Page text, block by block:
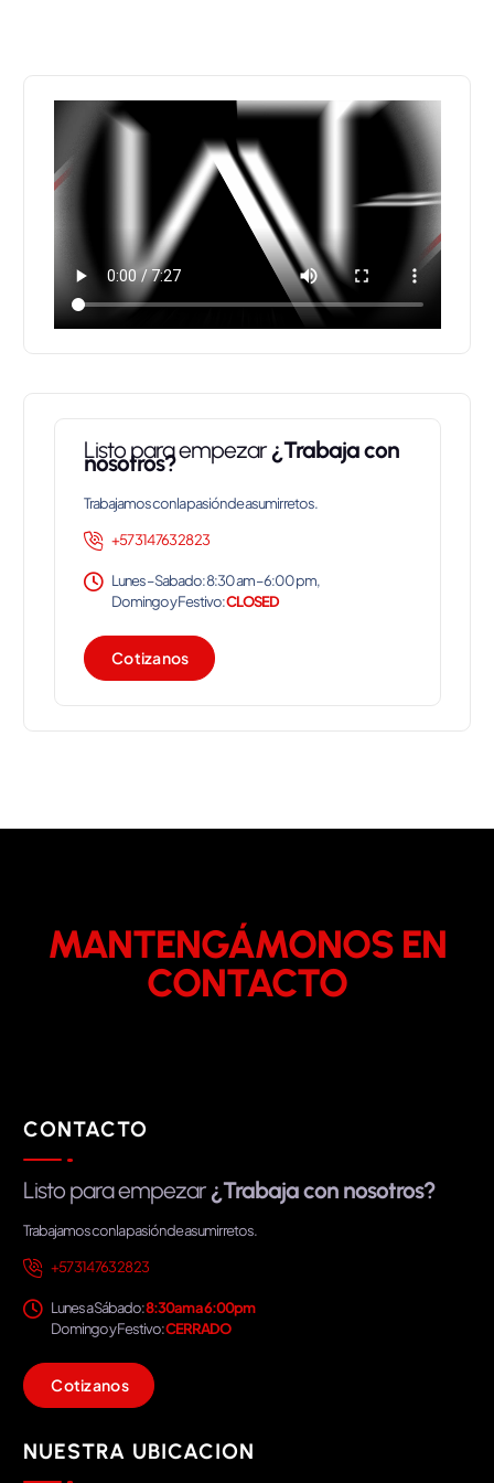
Listo para empezar¿Trabaja con
nosotros?
Trabajamos con la pasión de asumir retos.
+57 314 763 28 23
Lunes – Sabado: 8:30 am – 6:00 pm,
Domingo y Festivo:CLOSED
Cotizanos
MANTENGÁMONOS EN
CONTACTO
CONTACTO
Listo para empezar ¿Trabaja con nosotros?
Trabajamos con la pasión de asumir retos.
+57 314 763 28 23
Lunes a Sábado:8:30am a 6:00pm
Domingo y Festivo:CERRADO
Cotizanos
NUESTRA UBICACION